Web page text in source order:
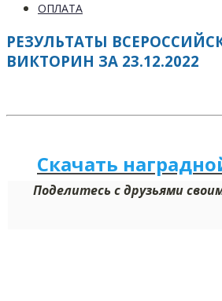
ОПЛАТА
РЕЗУЛЬТАТЫ
ВИКТОРИН ЗА 23.12.2022
Скачать
Поделитесь с друзьями